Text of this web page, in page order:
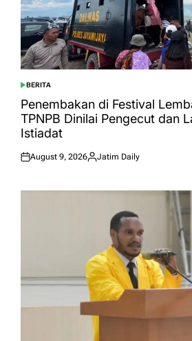
POSTED
IN
BERITA
Penembakan di Festival
TPNPB Dinilai Pengecut dan
Istiadat
Posted
August 9, 2026
Posted
Jatim Daily